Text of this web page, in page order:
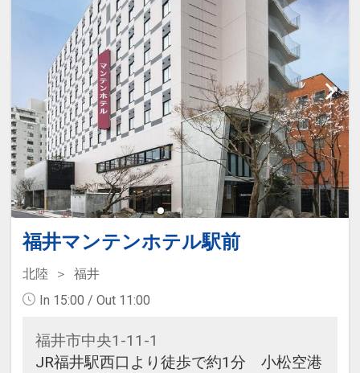
福井マンテンホテル駅前
北陸
福井
In 15:00 / Out 11:00
福井市中央1-11-1
JR福井駅西口より徒歩で約1分 小松空港